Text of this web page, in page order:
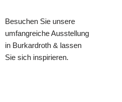
Besuchen Sie unsere
umfangreiche Ausstellung
in Burkardroth & lassen
Sie sich inspirieren.